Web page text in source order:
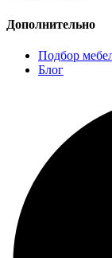
Дополнительно
Подбор
Блог